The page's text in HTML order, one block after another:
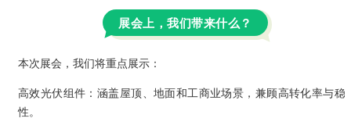
展会上，我们带来什么？
换
效
本次展会，我们将重点展示：
高效光伏组件：涵盖屋顶、地面和工商业场景，兼顾高转化率与稳
性。